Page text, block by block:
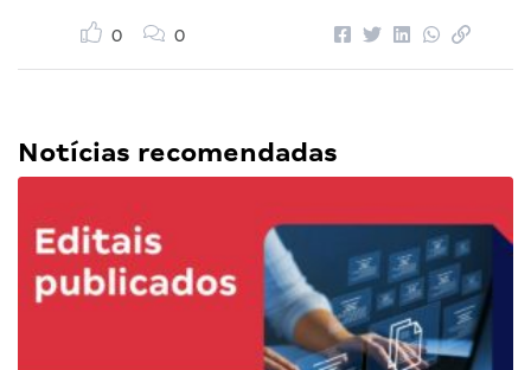
0 0
Notícias recomendadas